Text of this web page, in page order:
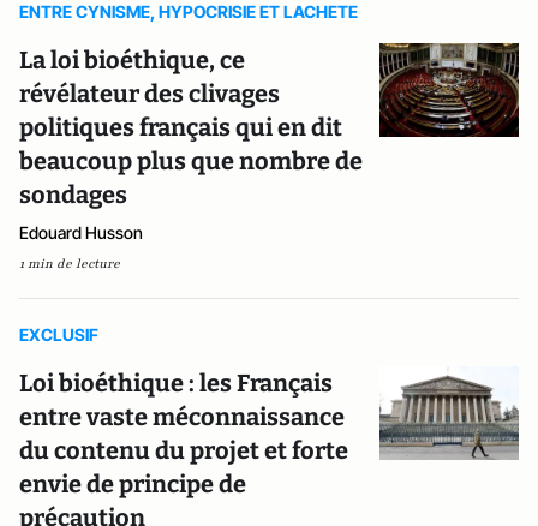
ENTRE CYNISME, HYPOCRISIE ET LACHETE
La loi bioéthique, ce
révélateur des clivages
politiques français qui en dit
beaucoup plus que nombre de
sondages
Edouard Husson
1 min de lecture
EXCLUSIF
Loi bioéthique : les Français
entre vaste méconnaissance
du contenu du projet et forte
envie de principe de
précaution